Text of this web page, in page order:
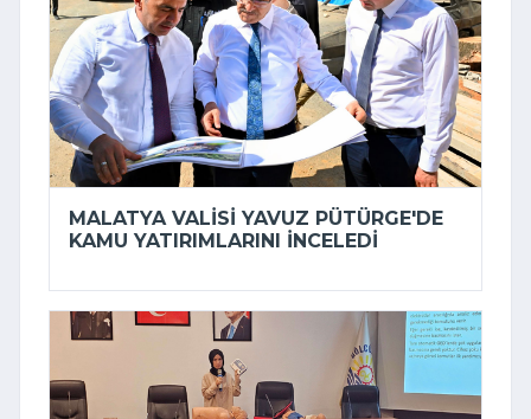
MALATYA VALISI YAVUZ PÜTÜRGE'DE
KAMU YATIRIMLARINI INCELEDI